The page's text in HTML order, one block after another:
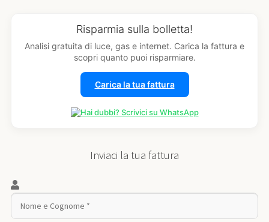
Risparmia sulla bolletta!
Analisi gratuita di luce, gas e internet. Carica la fattura e
scopri quanto puoi risparmiare.
Carica la tua fattura
Hai dubbi? Scrivici su WhatsApp
Inviaci la tua fattura
Si prega di lasciare vuoto questo campo.